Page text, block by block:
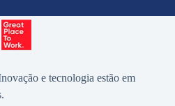
e tecnologia estão em